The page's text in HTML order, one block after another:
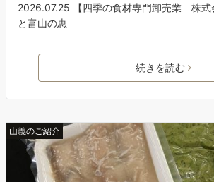
2026.07.25 【四季の食材専門卸売業 株式
と富山の恵
続きを読む
山義のご紹介